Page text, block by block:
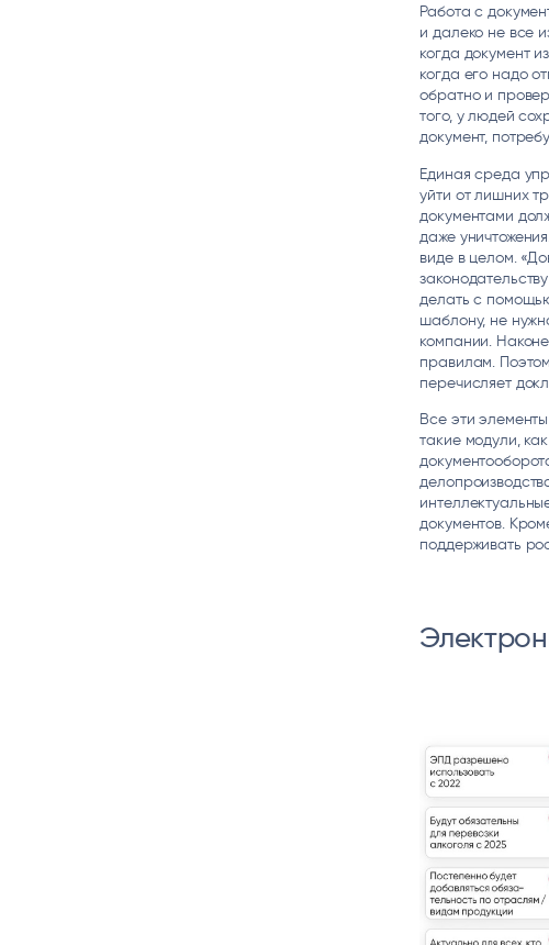
Работа с
и далеко не все
когда документ
когда его надо
обратно и
того, у людей
документ,
Единая среда
уйти от лишних
документами
даже
виде в целом.
делать с
шаблону, не
компании.
правилам.
перечисляет
Все эти
такие модули,
документов.
поддерживать